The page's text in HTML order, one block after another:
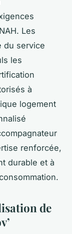
Les
du service
les
à
logement
renforcée,
durable et à
de